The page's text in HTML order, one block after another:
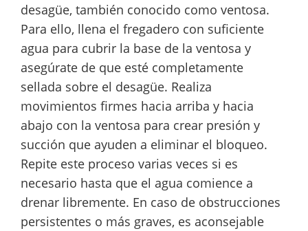
desagüe, también conocido como ventosa.
Para ello, llena el fregadero con suficiente
agua para cubrir la base de la ventosa y
asegúrate de que esté completamente
sellada sobre el desagüe. Realiza
movimientos firmes hacia arriba y hacia
abajo con la ventosa para crear presión y
succión que ayuden a eliminar el bloqueo.
Repite este proceso varias veces si es
necesario hasta que el agua comience a
drenar libremente. En caso de obstrucciones
persistentes o más graves, es aconsejable